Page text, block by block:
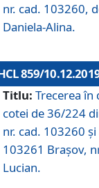
nr. cad. 103260,
Daniela-Alina.
859/
Titlu: Trecerea
cotei de 36/224
nr. cad. 103260
103261 Brașov,
Lucian.